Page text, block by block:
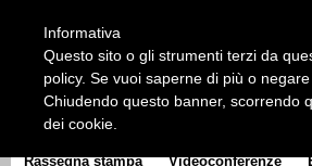
CLUB COMMUNICATOR
Rassegna stampa Videoconferenze
Informativa
Questo sito o gli strumenti terzi da
policy. Se vuoi saperne di più o
Chiudendo questo banner, scorrendo
dei cookie.